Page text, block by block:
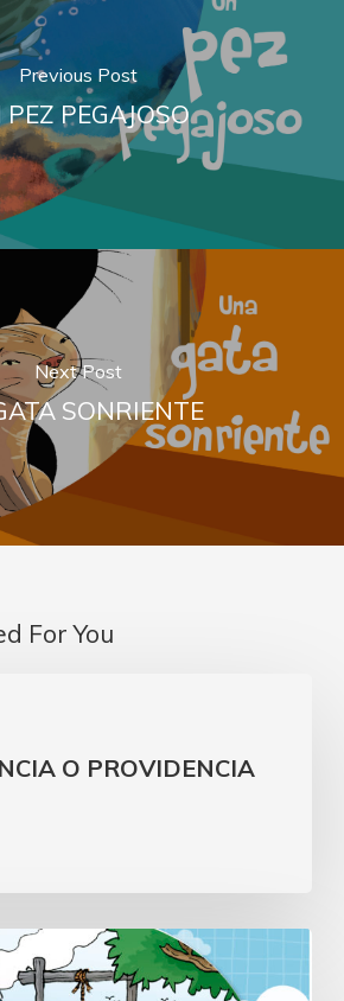
Previous Post
PEZ PEGAJOSO
Next Post
SONRIENTE
For You
O PROVIDENCIA